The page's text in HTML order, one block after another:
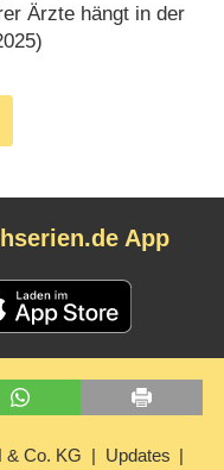
Ärzte hängt in der
)
App
& Co. KG Updates